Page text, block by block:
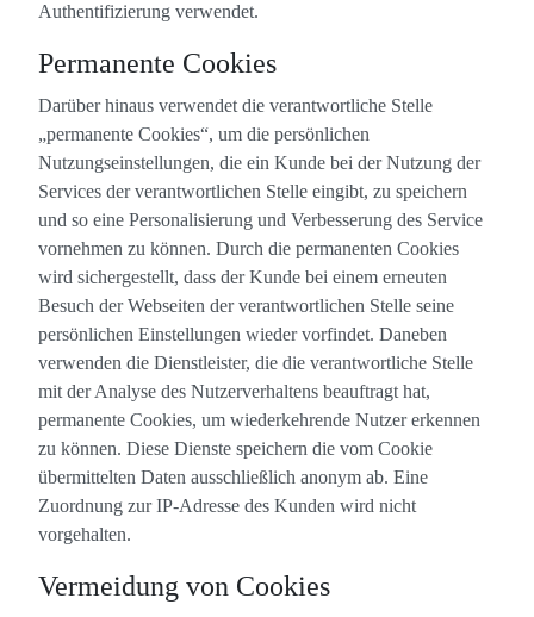
Authentifizierung verwendet.
Permanente Cookies
Darüber hinaus verwendet die verantwortliche Stelle
„permanente Cookies“, um die persönlichen
Nutzungseinstellungen, die ein Kunde bei der Nutzung der
Services der verantwortlichen Stelle eingibt, zu speichern
und so eine Personalisierung und Verbesserung des Service
vornehmen zu können. Durch die permanenten Cookies
wird sichergestellt, dass der Kunde bei einem erneuten
Besuch der Webseiten der verantwortlichen Stelle seine
persönlichen Einstellungen wieder vorfindet. Daneben
verwenden die Dienstleister, die die verantwortliche Stelle
mit der Analyse des Nutzerverhaltens beauftragt hat,
permanente Cookies, um wiederkehrende Nutzer erkennen
zu können. Diese Dienste speichern die vom Cookie
übermittelten Daten ausschließlich anonym ab. Eine
Zuordnung zur IP-Adresse des Kunden wird nicht
vorgehalten.
Vermeidung von Cookies